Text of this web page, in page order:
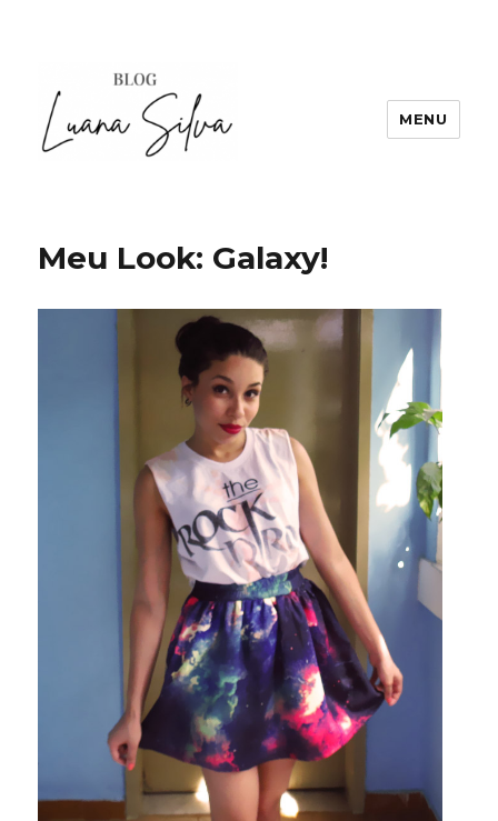
MENU
Meu Look: Galaxy!